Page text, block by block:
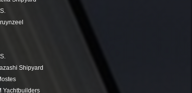
Shipyard
Yachtbuilders